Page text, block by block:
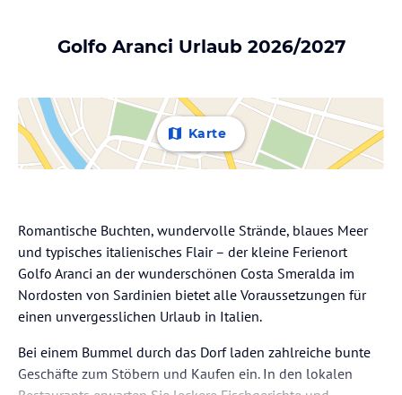
Golfo Aranci Urlaub 2026/2027
Karte
Romantische Buchten, wundervolle Strände, blaues Meer
und typisches italienisches Flair – der kleine Ferienort
Golfo Aranci an der wunderschönen Costa Smeralda im
Nordosten von Sardinien bietet alle Voraussetzungen für
einen unvergesslichen Urlaub in Italien.
Bei einem Bummel durch das Dorf laden zahlreiche bunte
Geschäfte zum Stöbern und Kaufen ein. In den lokalen